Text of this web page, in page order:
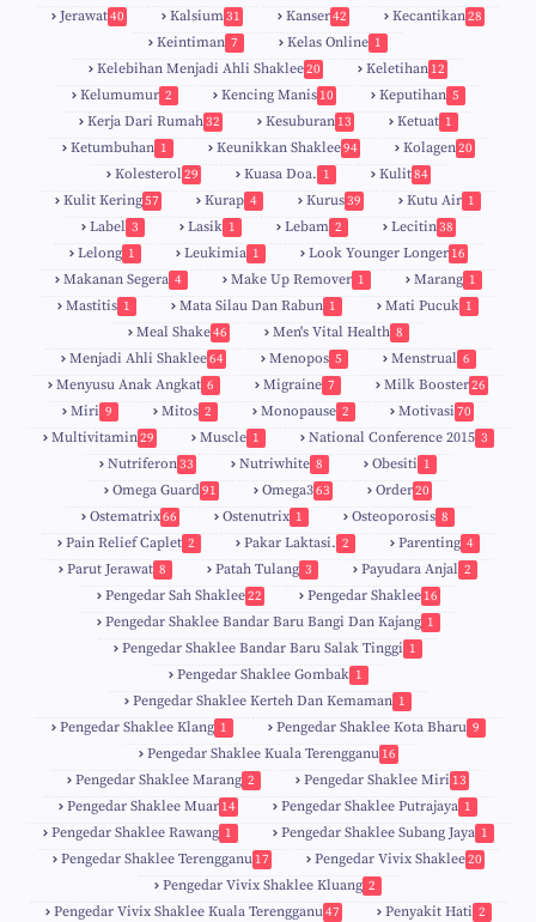
Jerawat40 Kalsium31 Kanser42 Kecantikan28
Keintiman 7 Kelas Online 1
Kelebihan Menjadi Ahli Shaklee20 Keletihan 12
Kelumumur 2 Kencing Manis 10 Keputihan 5
Kerja Dari Rumah32 Kesuburan 13 Ketuat 1
Ketumbuhan 1 Keunikkan Shaklee94 Kolagen20
Kolesterol29 Kuasa Doa. 1 Kulit84
Kulit Kering57 Kurap 4 Kurus39 Kutu Air 1
Label 3 Lasik 1 Lebam 2 Lecitin38
Lelong 1 Leukimia 1 Look Younger Longer 16
Makanan Segera 4 Make Up Remover 1 Marang 1
Mastitis 1 Mata Silau Dan Rabun 1 Mati Pucuk 1
Meal Shake46 Men's Vital Health 8
Menjadi Ahli Shaklee64 Menopos 5 Menstrual 6
Menyusu Anak Angkat 6 Migraine 7 Milk Booster26
Miri 9 Mitos 2 Monopause 2 Motivasi 70
Multivitamin29 Muscle 1 National Conference 2015 3
Nutriferon33 Nutriwhite 8 Obesiti 1
Omega Guard91 Omega363 Order20
Ostematrix66 Ostenutrix 1 Osteoporosis 8
Pain Relief Caplet 2 Pakar Laktasi. 2 Parenting 4
Parut Jerawat 8 Patah Tulang 3 Payudara Anjal 2
Pengedar Sah Shaklee22
9
Pengedar Shaklee 16
5
Pengedar Shaklee Bandar Baru Bangi Dan Kajang 1
Pengedar Shaklee Bandar Baru Salak Tinggi 1
Pengedar Shaklee Gombak 1
Pengedar Shaklee Kerteh Dan Kemaman 1
Pengedar Shaklee Klang 1 Pengedar Shaklee Kota Bharu 9
Pengedar Shaklee Kuala Terengganu 16
4
Pengedar Shaklee Marang 2 Pengedar Shaklee Miri 13
1
Pengedar Shaklee Muar 14
0
Pengedar Shaklee Putrajaya 1
Pengedar Shaklee Rawang 1 Pengedar Shaklee Subang Jaya 1
Pengedar Shaklee Terengganu 17 Pengedar Vivix Shaklee20
Pengedar Vivix Shaklee Kluang 2
Pengedar Vivix Shaklee Kuala Terengganu47 Penyakit Hati 2